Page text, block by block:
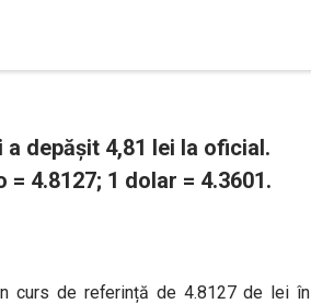
depășit 4,81 lei la oficial.
4.8127; 1 dolar = 4.3601.
curs de referință de 4.8127 de lei în